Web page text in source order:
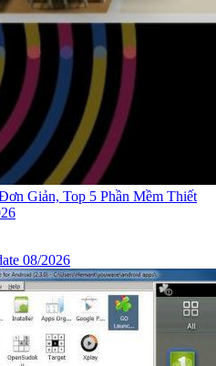
Giản, Top 5 Phần Mềm Thiết
08/2026